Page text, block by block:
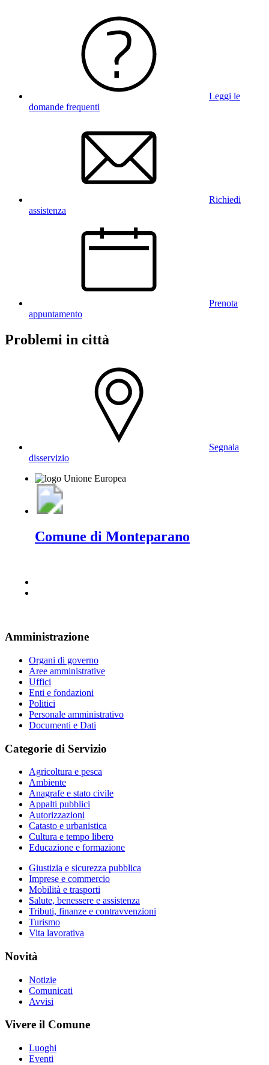
Leggi le
domande frequenti
Richiedi
assistenza
Prenota
appuntamento
Problemi in città
Segnala
disservizio
Comune di Monteparano
Amministrazione
Organi di governo
Aree amministrative
Uffici
Enti e fondazioni
Politici
Personale amministrativo
Documenti e Dati
Categorie di Servizio
Agricoltura e pesca
Ambiente
Anagrafe e stato civile
Appalti pubblici
Autorizzazioni
Catasto e urbanistica
Cultura e tempo libero
Educazione e formazione
Giustizia e sicurezza pubblica
Imprese e commercio
Mobilità e trasporti
Salute, benessere e assistenza
Tributi, finanze e contravvenzioni
Turismo
Vita lavorativa
Novità
Notizie
Comunicati
Avvisi
Vivere il Comune
Luoghi
Eventi